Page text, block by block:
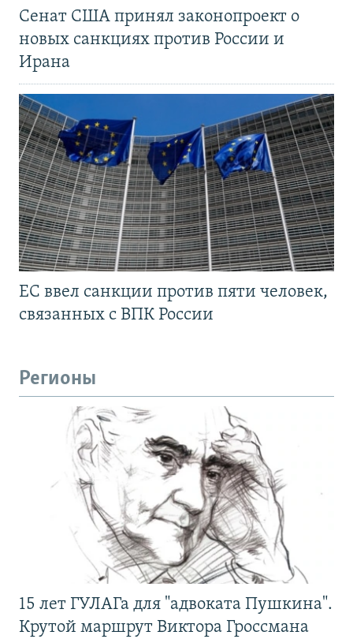
Сенат США принял законопроект о
новых санкциях против России и
Ирана
ЕС ввел санкции против пяти человек,
связанных с ВПК России
Регионы
15 лет ГУЛАГа для "адвоката Пушкина".
Крутой маршрут Виктора Гроссмана